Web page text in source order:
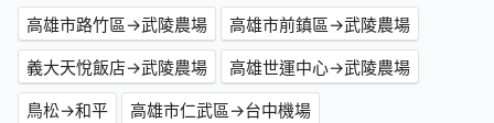
高雄市路竹區→武陵農場
高雄市前鎮區→武陵農場
義大天悅飯店→武陵農場
高雄世運中心→武陵農場
鳥松→和平
高雄市仁武區→台中機場